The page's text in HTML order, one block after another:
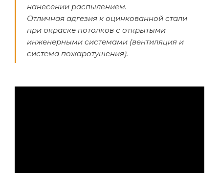
нанесении распылением.
Отличная адгезия к оцинкованной стали
при окраске потолков с открытыми
инженерными системами (вентиляция и
система пожаротушения).